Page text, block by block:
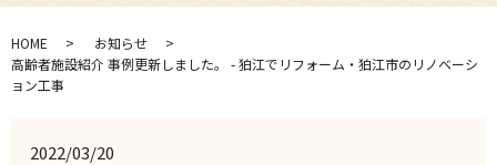
HOME
お知らせ
高齢者施設紹介 事例更新しました。 - 狛江でリフォーム・狛江市のリノベーシ
ョン工事
2022/03/20